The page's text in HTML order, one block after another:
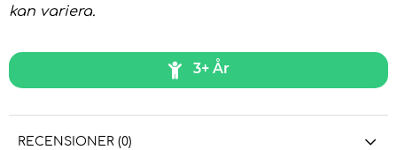
kan variera.
3+ År
RECENSIONER (0)